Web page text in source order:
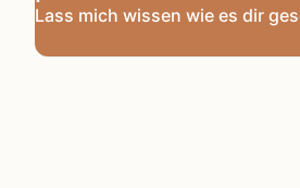
Lass mich wissen wie es dir